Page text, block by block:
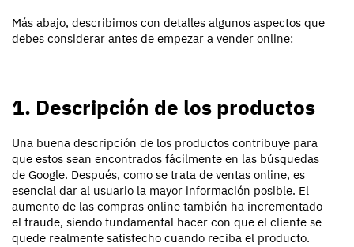
Más abajo, describimos con detalles algunos aspectos que
debes considerar antes de empezar a vender online:
1. Descripción de los productos
Una buena descripción de los productos contribuye para
que estos sean encontrados fácilmente en las búsquedas
de Google. Después, como se trata de ventas online, es
esencial dar al usuario la mayor información posible. El
aumento de las compras online también ha incrementado
el fraude, siendo fundamental hacer con que el cliente se
quede realmente satisfecho cuando reciba el producto.